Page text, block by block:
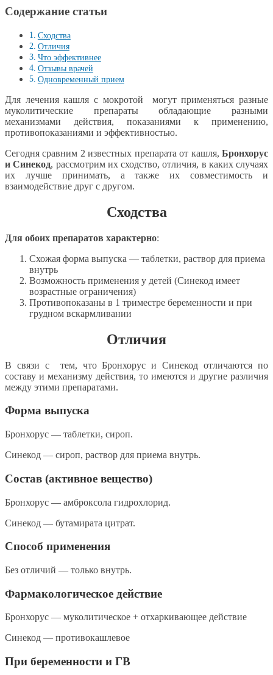
Содержание статьи
Сходства
Отличия
Что эффективнее
Отзывы врачей
Одновременный прием
Для лечения кашля с мокротой могут применяться разные
муколитические препараты обладающие разными
механизмами действия, показаниями к применению,
противопоказаниями и эффективностью.
Сегодня сравним 2 известных препарата от кашля, Бронхорус
и Синекод, рассмотрим их сходство, отличия, в каких случаях
их лучше принимать, а также их совместимость и
взаимодействие друг с другом.
Сходства
Для обоих препаратов характерно:
Схожая форма выпуска — таблетки, раствор для приема
внутрь
Возможность применения у детей (Синекод имеет
возрастные ограничения)
Противопоказаны в 1 триместре беременности и при
грудном вскармливании
Отличия
В связи с тем, что Бронхорус и Синекод отличаются по
составу и механизму действия, то имеются и другие различия
между этими препаратами.
Форма выпуска
Бронхорус — таблетки, сироп.
Синекод — сироп, раствор для приема внутрь.
Состав (активное вещество)
Бронхорус — амброксола гидрохлорид.
Синекод — бутамирата цитрат.
Способ применения
Без отличий — только внутрь.
Фармакологическое действие
Бронхорус — муколитическое + отхаркивающее действие
Синекод — противокашлевое
При беременности и ГВ